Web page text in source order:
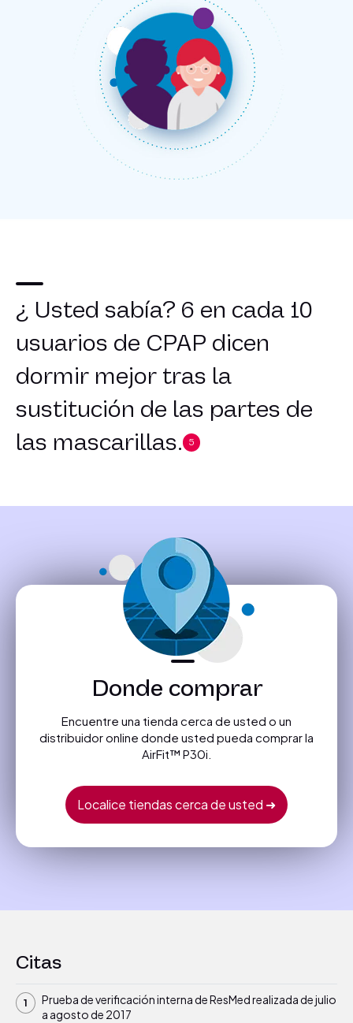
¿ Usted sabía? 6 en cada 10
usuarios de CPAP dicen
dormir mejor tras la
sustitución de las partes de
las mascarillas.
5
Donde comprar
Encuentre una tienda cerca de usted o un
distribuidor online donde usted pueda comprar la
AirFit™ P30i.
Localice tiendas cerca de usted ➜
Citas
Prueba de verificación interna de ResMed realizada de julio
a agosto de 2017